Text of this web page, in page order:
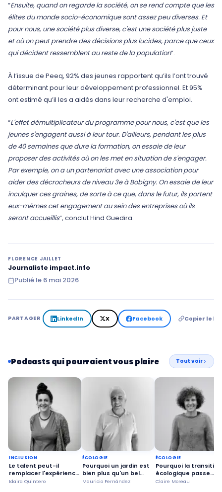
“Ensuite, quand on regarde la société, on se rend compte que les
élites du monde socio-économique sont assez peu diverses. Et
pour nous, une société plus diverse, c'est une société plus juste
et où on peut prendre des décisions plus lucides, parce que ceux
qui décident ressemblent au reste de la population”.
À l’issue de Peeq, 92% des jeunes rapportent qu’ils l’ont trouvé
déterminant pour leur développement professionnel. Et 95%
ont estimé qu’il les a aidés dans leur recherche d'emploi.
“L'effet démultiplicateur du programme pour nous, c'est que les
jeunes s'engagent aussi à leur tour. D'ailleurs, pendant les plus
de 40 semaines que dure la formation, on essaie de leur
proposer des activités où on les met en situation de s'engager.
Par exemple, on a un partenariat avec une association pour
aider des décrocheurs de niveau 3e à Bobigny. On essaie de leur
inculquer ces graines, de sorte à ce que, dans le futur, ils portent
eux-mêmes cet engagement au sein des entreprises où ils
seront accueillis”, conclut Hind Guedira.
FLORENCE JAILLET
Journaliste impact.info
Publié le 6 mai 2026
PARTAGER LinkedIn X Facebook Copier le
Podcasts qui pourraient vous plaire Tout voir
INCLUSION
Le talent peut-il
remplacer l'expérience
sur le marché du
Idaira Quintero
ÉCOLOGIE
Pourquoi un jardin est
bien plus qu'un bel
espace ?
Mauricio Fernández
ÉCOLOGIE
Pourquoi la transition
écologique passe
aussi par la justice
Claire Moreau